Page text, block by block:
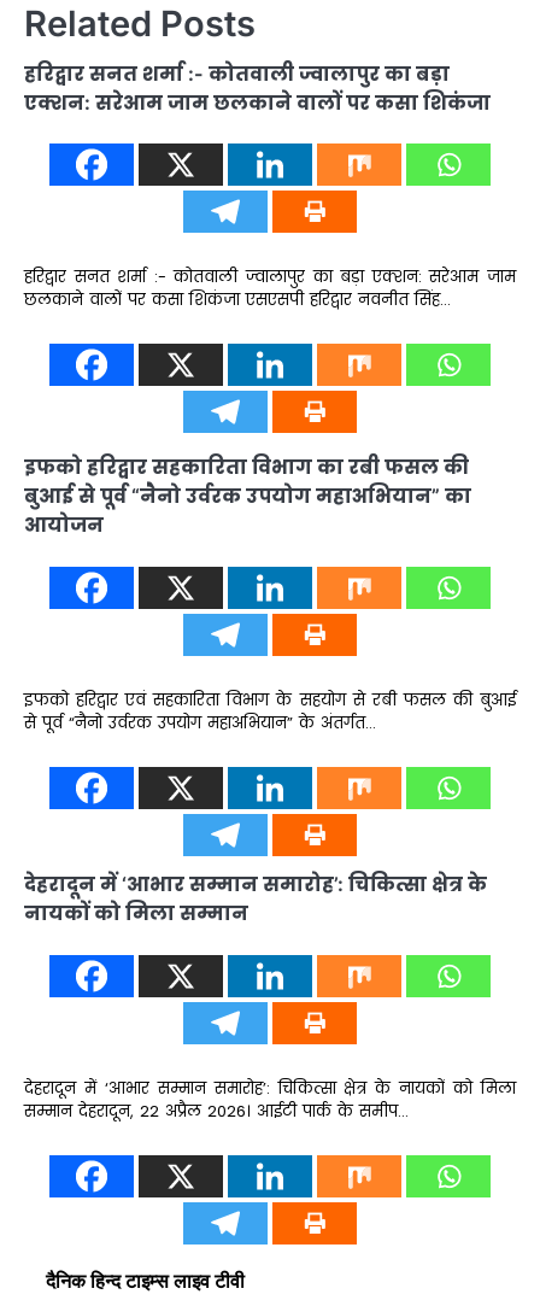
Related Posts
हरिद्वार सनत शर्मा :- कोतवाली ज्वालापुर का बड़ा
एक्शन: सरेआम जाम छलकाने वालों पर कसा शिकंजा
हरिद्वार सनत शर्मा :- कोतवाली ज्वालापुर का बड़ा एक्शन: सरेआम जाम
छलकाने वालों पर कसा शिकंजा एसएसपी हरिद्वार नवनीत सिंह…
इफको हरिद्वार सहकारिता विभाग का रबी फसल की
बुआई से पूर्व “नैनो उर्वरक उपयोग महाअभियान” का
आयोजन
इफको हरिद्वार एवं सहकारिता विभाग के सहयोग से रबी फसल की बुआई
से पूर्व “नैनो उर्वरक उपयोग महाअभियान” के अंतर्गत…
देहरादून में ‘आभार सम्मान समारोह’: चिकित्सा क्षेत्र के
नायकों को मिला सम्मान
देहरादून में ‘आभार सम्मान समारोह’: चिकित्सा क्षेत्र के नायकों को मिला
सम्मान देहरादून, 22 अप्रैल 2026। आईटी पार्क के समीप…
दैनिक हिन्द टाइम्स लाइव टीवी